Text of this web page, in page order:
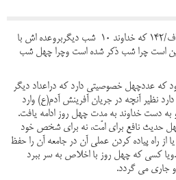
در آیه (وواعدنا موسی ثلاثین لیلة)اعراف/142 که خداوند 10 شب دیگربروعده اش با
است چرا شب ذکر شده است وچرا چهل شب
که عددچهل خصوصیتی دارد که دراعداد دیگر
نظیر آنچه در جریان آفرینش آدم(ع) وارد
دست خداوند به مدت چهل روز ادامه یافت.
یا اگر کسی چهل حدیث نافع برای امّت، نه برای شخص خود
از راه پیاده کردن عملی آن در جامعه آن را حفظ
کسی که چهل روز با اخلاص به سر ببرد
جاری می گردد.